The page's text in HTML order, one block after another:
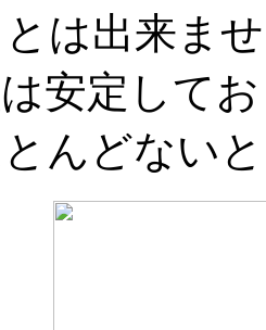
は出来ま
安定して
んどない